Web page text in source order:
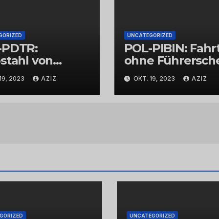
von
2023 AZIZ
UNCATEGORIZED
POL-PIBIN:
ohne
und unter
von Drogen
OKT. 19, 2023 AZIZ
UNCATEGORIZED